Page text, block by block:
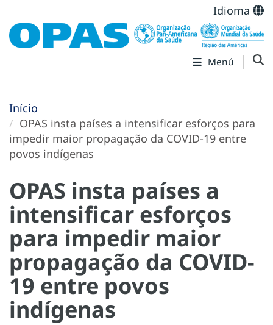
Idioma
Menú
Início
OPAS insta países a intensificar esforços para
impedir maior propagação da COVID-19 entre
povos indígenas
OPAS insta países a
intensificar esforços
para impedir maior
propagação da COVID-
19 entre povos
indígenas